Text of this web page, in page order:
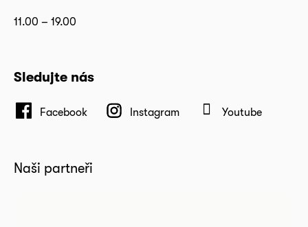
11.00 – 19.00
Sledujte nás
Facebook Instagram Youtube
Naši partneři